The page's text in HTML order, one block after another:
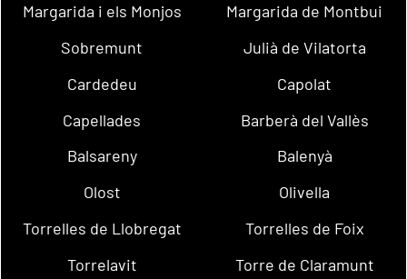
Margarida i els Monjos
Margarida de Montbui
Sobremunt
Julià de Vilatorta
Cardedeu
Capolat
Capellades
Barberà del Vallès
Balsareny
Balenyà
Olost
Olivella
Torrelles de Llobregat
Torrelles de Foix
Torrelavit
Torre de Claramunt